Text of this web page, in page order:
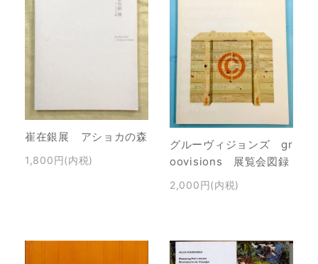
崔在銀展 アショカの森
1,800円(内税)
グルーヴィジョンズ gr
oovisions 展覧会図録
2,000円(内税)